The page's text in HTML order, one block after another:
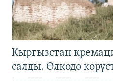
Кыргызстан
салды. Өлкөдө